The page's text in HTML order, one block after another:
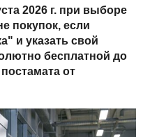
2026 г. при выборе
покупок, если
и указать свой
бесплатной до
от